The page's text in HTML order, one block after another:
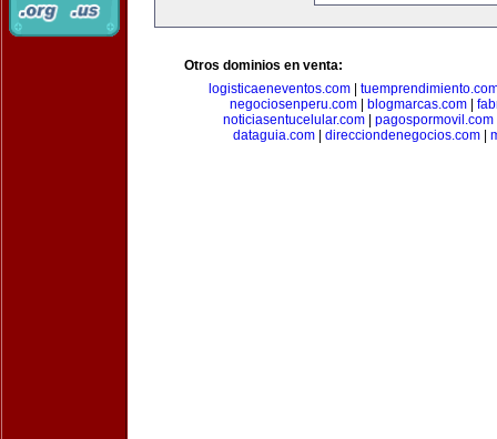
Otros dominios en venta:
logisticaeneventos.com|
negociosenperu.com| blogmarcas.com|
noticiasentucelular.com
pagospormovil.com
dataguia.com| direcciondenegocios.com|